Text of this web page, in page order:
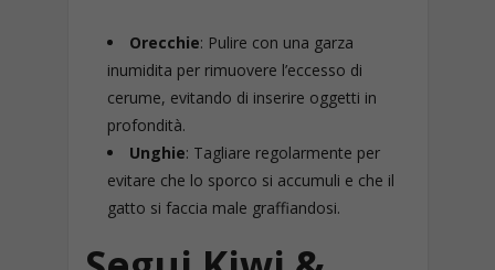
Orecchie: Pulire con una garza
inumidita per rimuovere l’eccesso di
cerume, evitando di inserire oggetti in
profondità.
Unghie: Tagliare regolarmente per
evitare che lo sporco si accumuli e che il
gatto si faccia male graffiandosi.